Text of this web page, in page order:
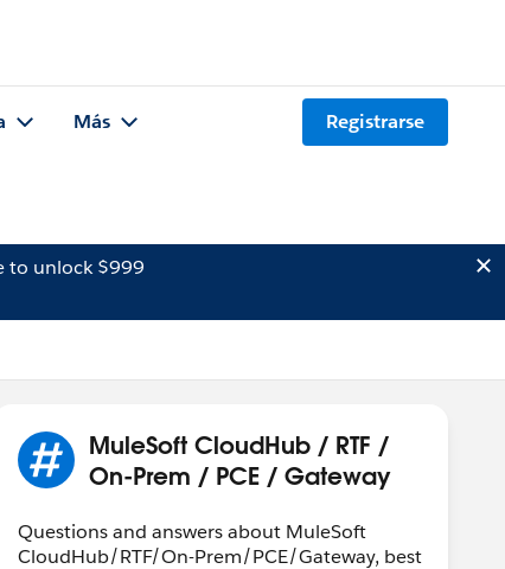
Más Registrarse
to unlock $999
MuleSoft CloudHub / RTF /
On-Prem / PCE / Gateway
Questions and answers about MuleSoft
CloudHub/RTF/On-Prem/PCE/Gateway, best